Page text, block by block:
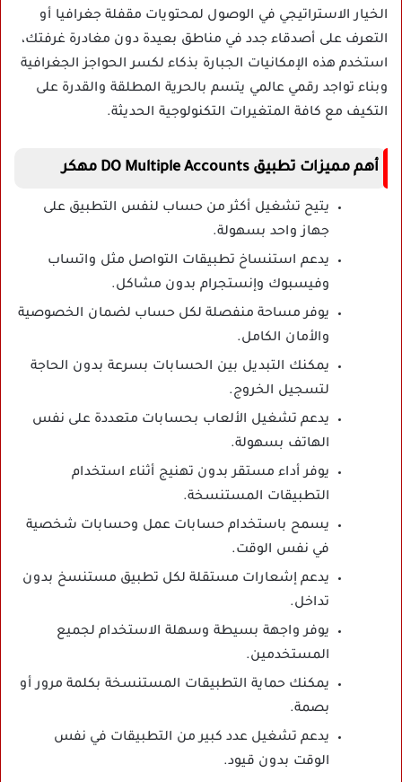
الخيار الاستراتيجي في الوصول لمحتويات مقفلة جغرافيا أو
التعرف على أصدقاء جدد في مناطق بعيدة دون مغادرة غرفتك،
استخدم هذه الإمكانيات الجبارة بذكاء لكسر الحواجز الجغرافية
وبناء تواجد رقمي عالمي يتسم بالحرية المطلقة والقدرة على
التكيف مع كافة المتغيرات التكنولوجية الحديثة.
أهم مميزات تطبيق DO Multiple Accounts مهكر
يتيح تشغيل أكثر من حساب لنفس التطبيق على
جهاز واحد بسهولة.
يدعم استنساخ تطبيقات التواصل مثل واتساب
وفيسبوك وإنستجرام بدون مشاكل.
يوفر مساحة منفصلة لكل حساب لضمان الخصوصية
والأمان الكامل.
يمكنك التبديل بين الحسابات بسرعة بدون الحاجة
لتسجيل الخروج.
يدعم تشغيل الألعاب بحسابات متعددة على نفس
الهاتف بسهولة.
يوفر أداء مستقر بدون تهنيج أثناء استخدام
التطبيقات المستنسخة.
يسمح باستخدام حسابات عمل وحسابات شخصية
في نفس الوقت.
يدعم إشعارات مستقلة لكل تطبيق مستنسخ بدون
تداخل.
يوفر واجهة بسيطة وسهلة الاستخدام لجميع
المستخدمين.
يمكنك حماية التطبيقات المستنسخة بكلمة مرور أو
بصمة.
يدعم تشغيل عدد كبير من التطبيقات في نفس
الوقت بدون قيود.